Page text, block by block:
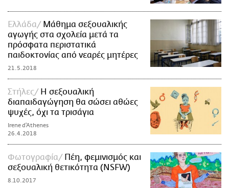
Ελλάδα
Μάθημα σεξουαλικής
αγωγής στα σχολεία μετά τα
πρόσφατα περιστατικά
παιδοκτονίας από νεαρές μητέρες
21.5.2018
Στήλες
Η σεξουαλική
διαπαιδαγώγηση θα σώσει αθώες
ψυχές, όχι τα τρισάγια
Irene d'Athenes
26.4.2018
Φωτογραφία
Πέη, φεμινισμός και
σεξουαλική θετικότητα (NSFW)
8.10.2017